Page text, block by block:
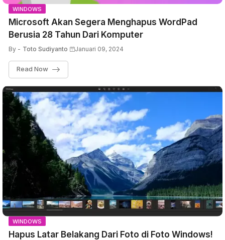
WINDOWS
Microsoft Akan Segera Menghapus WordPad
Berusia 28 Tahun Dari Komputer
By - Toto Sudiyanto Januari 09, 2024
Read Now
WINDOWS
Hapus Latar Belakang Dari Foto di Foto Windows!